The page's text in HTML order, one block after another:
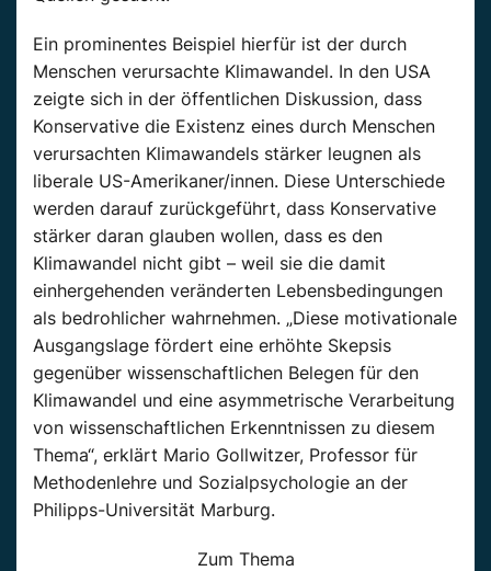
Ein prominentes Beispiel hierfür ist der durch
Menschen verursachte Klimawandel. In den USA
zeigte sich in der öffentlichen Diskussion, dass
Konservative die Existenz eines durch Menschen
verursachten Klimawandels stärker leugnen als
liberale US-Amerikaner/innen. Diese Unterschiede
werden darauf zurückgeführt, dass Konservative
stärker daran glauben wollen, dass es den
Klimawandel nicht gibt – weil sie die damit
einhergehenden veränderten Lebensbedingungen
als bedrohlicher wahrnehmen. „Diese motivationale
Ausgangslage fördert eine erhöhte Skepsis
gegenüber wissenschaftlichen Belegen für den
Klimawandel und eine asymmetrische Verarbeitung
von wissenschaftlichen Erkenntnissen zu diesem
Thema“, erklärt Mario Gollwitzer, Professor für
Methodenlehre und Sozialpsychologie an der
Philipps-Universität Marburg.
Zum Thema